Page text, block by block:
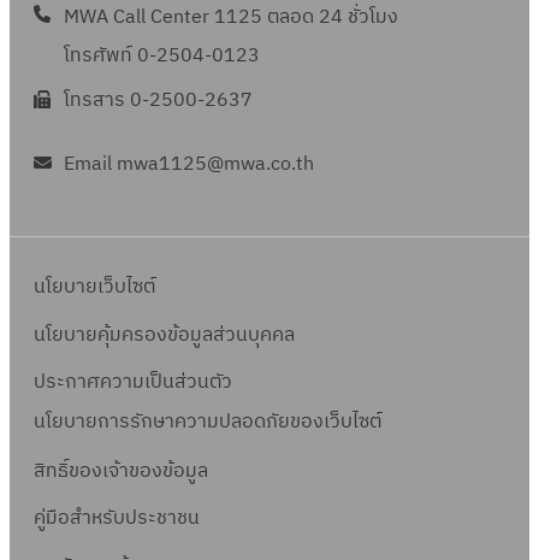
MWA Call Center 1125 ตลอด 24 ชั่วโมง
โทรศัพท์ 0-2504-0123
โทรสาร 0-2500-2637
Email mwa1125@mwa.co.th
นโยบายเว็บไซต์
นโยบายคุ้มครองข้อมูลส่วนบุคคล
ประกาศความเป็นส่วนตัว
นโยบายการรักษาความปลอดภัยของเว็บไซต์
สิทธิ์ของเจ้าของข้อมูล
คู่มือสำหรับประชาชน